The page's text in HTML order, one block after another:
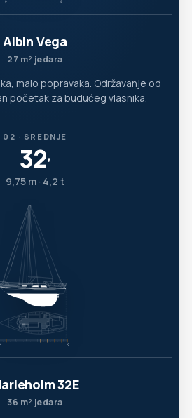
Albin Vega
27 m² jedara
malo popravaka. Održavanje od
početak za budućeg vlasnika.
02 · SREDNJE
32′
9,75 m · 4,2 t
32E
36 m² jedara